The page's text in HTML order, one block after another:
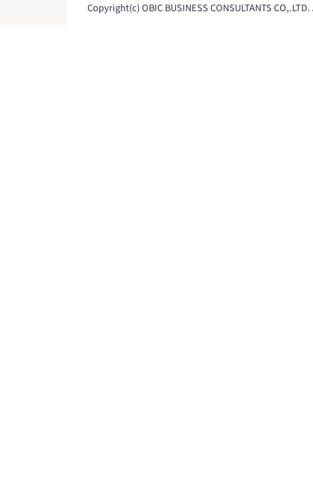
Copyright(c) OBIC BUSINESS CONSULTANTS